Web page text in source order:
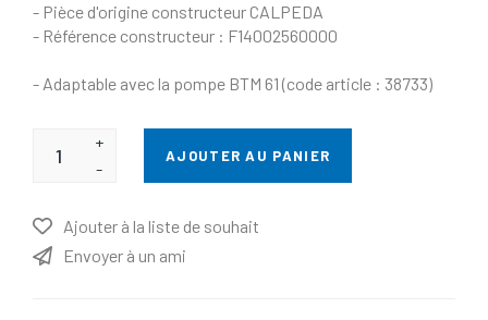
- Pièce d'origine constructeur CALPEDA
- Référence constructeur : F14002560000
- Adaptable avec la pompe BTM 61 (code article : 38733)
+
-
AJOUTER AU PANIER
Ajouter à la liste de souhait
Envoyer à un ami